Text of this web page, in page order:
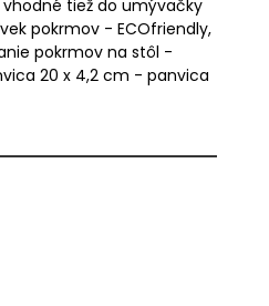
tiež do umývačky
pokrmov - ECOfriendly,
pokrmov na stôl -
20 x 4,2 cm - panvica